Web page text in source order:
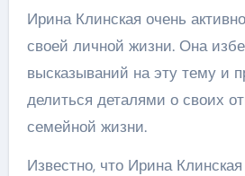
Ирина Клинская очень
своей личной жизни. Она
высказываний на эту тему и
делиться деталями о своих
семейной жизни.
Известно, что Ирина